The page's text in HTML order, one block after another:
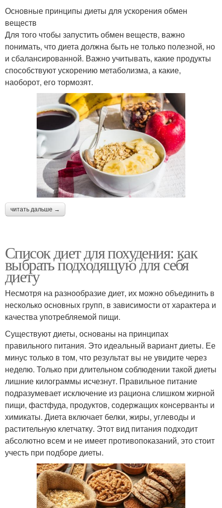
Основные принципы диеты для ускорения обмен
веществ
Для того чтобы запустить обмен веществ, важно
понимать, что диета должна быть не только полезной, но
и сбалансированной. Важно учитывать, какие продукты
способствуют ускорению метаболизма, а какие,
наоборот, его тормозят.
читать дальше →
Список диет для похудения: как
выбрать подходящую для себя
диету
Несмотря на разнообразие диет, их можно объединить в
несколько основных групп, в зависимости от характера и
качества употребляемой пищи.
Существуют диеты, основаны на принципах
правильного питания. Это идеальный вариант диеты. Ее
минус только в том, что результат вы не увидите через
неделю. Только при длительном соблюдении такой диеты
лишние килограммы исчезнут. Правильное питание
подразумевает исключение из рациона слишком жирной
пищи, фастфуда, продуктов, содержащих консерванты и
химикаты. Диета включает белки, жиры, углеводы и
растительную клетчатку. Этот вид питания подходит
абсолютно всем и не имеет противопоказаний, это стоит
учесть при подборе диеты.